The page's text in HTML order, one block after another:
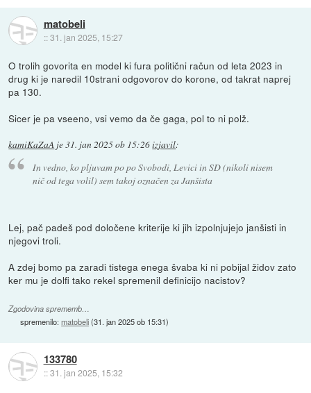
matobeli
::31. jan 2025, 15:27
O trolih govorita en model ki fura politični račun od leta 2023 in
drug ki je naredil 10strani odgovorov do korone, od takrat naprej
pa 130.
Sicer je pa vseeno, vsi vemo da če gaga, pol to ni polž.
kamiKaZaA je31. jan 2025 ob 15:26izjavil:
In vedno, ko pljuvam po po Svobodi, Levici in SD (nikoli nisem
nič od tega volil) sem takoj označen za Janšista
Lej, pač padeš pod določene kriterije ki jih izpolnjujejo janšisti in
njegovi troli.
A zdej bomo pa zaradi tistega enega švaba ki ni pobijal židov zato
ker mu je dolfi tako rekel spremenil definicijo nacistov?
Zgodovina sprememb…
spremenilo:matobeli(31. jan 2025 ob 15:31)
133780
::31. jan 2025, 15:32